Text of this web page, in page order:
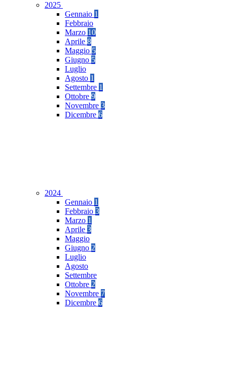
2025
Gennaio 1
Febbraio
Marzo 10
Aprile 8
Maggio 5
Giugno 5
Luglio
Agosto 1
Settembre 1
Ottobre 9
Novembre 3
Dicembre 6
2024
Gennaio 1
Febbraio 3
Marzo 1
Aprile 3
Maggio
Giugno 2
Luglio
Agosto
Settembre
Ottobre 2
Novembre 7
Dicembre 6